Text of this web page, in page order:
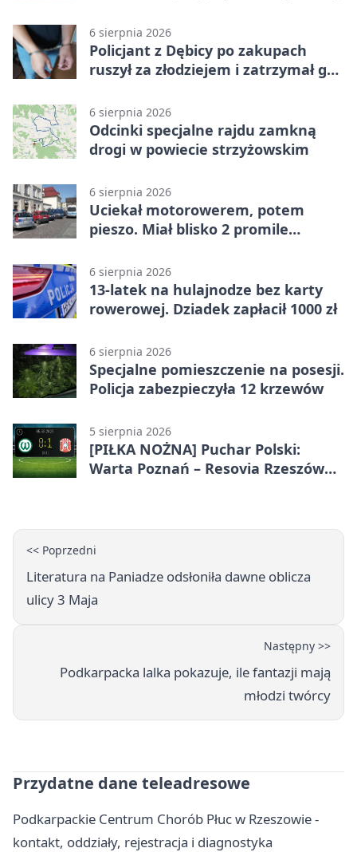
6 sierpnia 2026
Policjant z Dębicy po zakupach
ruszył za złodziejem i zatrzymał go
6 sierpnia 2026
Odcinki specjalne rajdu zamkną
drogi w powiecie strzyżowskim
6 sierpnia 2026
Uciekał motorowerem, potem
pieszo. Miał blisko 2 promile
6 sierpnia 2026
13-latek na hulajnodze bez karty
rowerowej. Dziadek zapłacił 1000 zł
6 sierpnia 2026
Specjalne pomieszczenie na posesji.
Policja zabezpieczyła 12 krzewów
5 sierpnia 2026
[PIŁKA NOŻNA] Puchar Polski:
Warta Poznań – Resovia Rzeszów
<< Poprzedni
Literatura na Paniadze odsłoniła dawne oblicza
ulicy 3 Maja
Następny >>
Podkarpacka lalka pokazuje, ile fantazji mają
młodzi twórcy
Przydatne dane teleadresowe
Podkarpackie Centrum Chorób Płuc w Rzeszowie -
kontakt, oddziały, rejestracja i diagnostyka